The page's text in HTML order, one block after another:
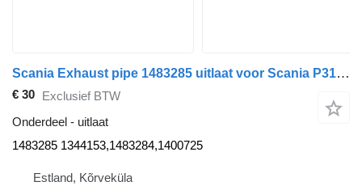
Scania Exhaust pipe 1483285 uitlaat voor Scania P310 trekker
€ 30 Exclusief BTW
Onderdeel - uitlaat
1483285 1344153,1483284,1400725
Estland, Kõrveküla